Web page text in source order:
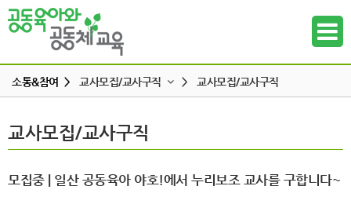
하위메뉴
소통&참여 > 교사모집/교사구직 >
공동육아 ing
터전 소식
교사모집/교사구직
교사모집/교사구직
모집중 | 일산 공동육아 야호!에서 누리보조 교사를 구합니다~